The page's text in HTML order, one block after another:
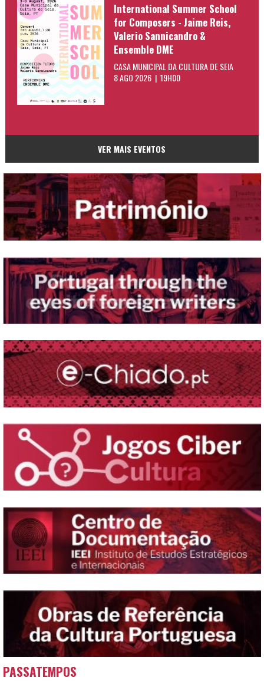
International Summer School
for Composers - Jaime Reis,
Valerio Sannicandro &
Ensemble DME
CASA MUNICIPAL DA CULTURA DE SEIA
8 AGO 2026 | 19H00
VER MAIS EVENTOS
PASSATEMPOS